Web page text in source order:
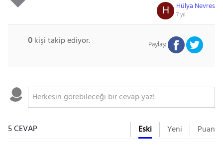
Hülya Nevres
7 yıl
H
0kişi takip ediyor. Paylaş:
5 CEVAP Eski Yeni Puan